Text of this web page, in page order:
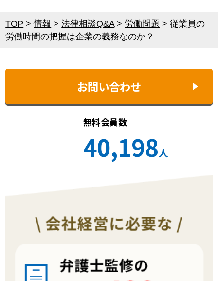
TOP >情報 >法律相談Q&A>労働問題 >従業員の
労働時間の把握は企業の義務なのか？
お問い合わせ
無料会員数
40,198人